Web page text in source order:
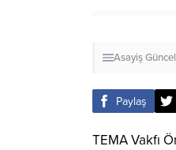
AsayişGüncel
Paylaş
TEMA Vakfı